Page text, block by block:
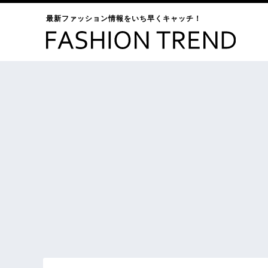
最新ファッション情報をいち早くキャッチ！